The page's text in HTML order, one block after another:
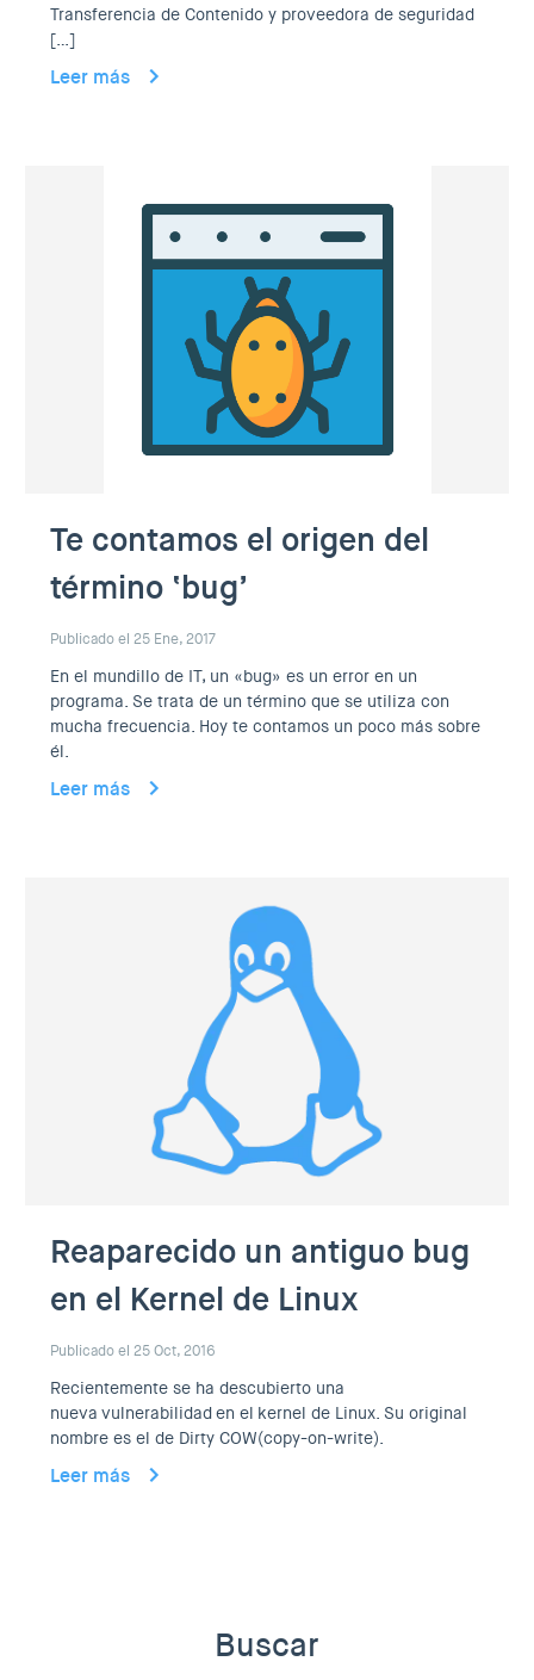
Transferencia de Contenido y proveedora de seguridad
[…]
Leer más
Te contamos el origen del
término ‘bug’
Publicado el 25 Ene, 2017
En el mundillo de IT, un «bug» es un error en un
programa. Se trata de un término que se utiliza con
mucha frecuencia. Hoy te contamos un poco más sobre
él.
Leer más
Reaparecido un antiguo bug
en el Kernel de Linux
Publicado el 25 Oct, 2016
Recientemente se ha descubierto una
nueva vulnerabilidad en el kernel de Linux. Su original
nombre es el de Dirty COW(copy-on-write).
Leer más
Buscar